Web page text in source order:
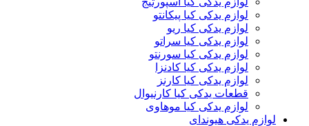
لوازم یدکی کیا پیکانتو
لوازم یدکی کیا ریو
لوازم یدکی کیا سراتو
لوازم یدکی کیا سورنتو
لوازم یدکی کیا کادنزا
لوازم یدکی کیا کارنز
قطعات یدکی کیا کارنیوال
لوازم یدکی کیا موهاوی
لوازم یدکی هیوندای